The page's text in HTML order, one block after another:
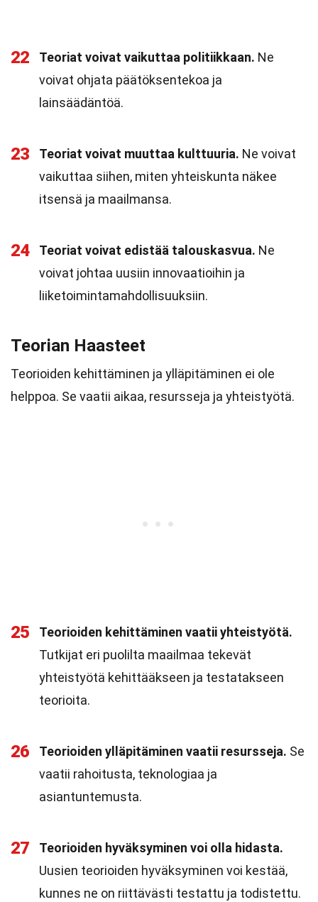
22 Teoriat voivat vaikuttaa politiikkaan. Ne
voivat ohjata päätöksentekoa ja
lainsäädäntöä.
23 Teoriat voivat muuttaa kulttuuria. Ne voivat
vaikuttaa siihen, miten yhteiskunta näkee
itsensä ja maailmansa.
24 Teoriat voivat edistää talouskasvua. Ne
voivat johtaa uusiin innovaatioihin ja
liiketoimintamahdollisuuksiin.
Teorian Haasteet
Teorioiden kehittäminen ja ylläpitäminen ei ole
helppoa. Se vaatii aikaa, resursseja ja yhteistyötä.
25
Teorioiden kehittäminen vaatii yhteistyötä.
Tutkijat eri puolilta maailmaa tekevät
yhteistyötä kehittääkseen ja testatakseen
teorioita.
26 Teorioiden ylläpitäminen vaatii resursseja. Se
vaatii rahoitusta, teknologiaa ja
asiantuntemusta.
27
Teorioiden hyväksyminen voi olla hidasta.
Uusien teorioiden hyväksyminen voi kestää,
kunnes ne on riittävästi testattu ja todistettu.